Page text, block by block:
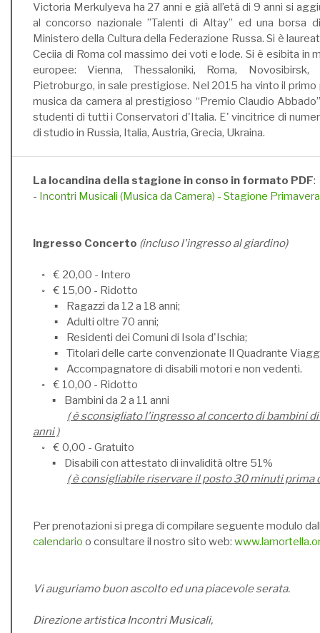
Victoria Merkulyeva ha 27 anni e già all’età di 9 anni si
al concorso nazionale ”Talenti di Altay” ed una borsa
Ministero della Cultura della Federazione Russa. Si è
Ceciia di Roma col massimo dei voti e lode. Si è esibita in
europee: Vienna, Thessaloniki, Roma,
Pietroburgo, in sale prestigiose. Nel 2015 ha vinto il primo
musica da camera al prestigioso “Premio Claudio
studenti di tutti i Conservatori d'Italia. E' vincitrice di
di studio in Russia, Italia, Austria, Grecia, Ukraina.
La locandina della stagione in conso in formato PDF:
- Incontri Musicali (Musica da Camera) - Stagione
Ingresso Concerto (incluso l'ingresso al giardino)
◦ € 20,00 - Intero
◦ € 15,00 - Ridotto
▪ Ragazzi da 12 a 18 anni;
▪ Adulti oltre 70 anni;
▪ Residenti dei Comuni di Isola d'Ischia;
▪ Titolari delle carte convenzionate Il Quadrante
▪ Accompagnatore di disabili motori e non vedenti.
◦ € 10,00 - Ridotto
▪ Bambini da 2 a 11 anni
( è sconsigliato l'ingresso al concerto di bambini
anni )
◦ € 0,00 - Gratuito
▪ Disabili con attestato di invalidità oltre 51%
( è consigliabile riservare il posto 30 minuti prima
Per prenotazioni si prega di compilare seguente modulo
calendario o consultare il nostro sito web:
Vi auguriamo buon ascolto ed una piacevole serata.
Direzione artistica Incontri Musicali,